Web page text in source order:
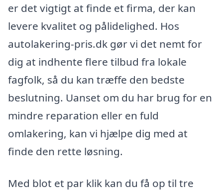
er det vigtigt at finde et firma, der kan
levere kvalitet og pålidelighed. Hos
autolakering-pris.dk gør vi det nemt for
dig at indhente flere tilbud fra lokale
fagfolk, så du kan træffe den bedste
beslutning. Uanset om du har brug for en
mindre reparation eller en fuld
omlakering, kan vi hjælpe dig med at
finde den rette løsning.
Med blot et par klik kan du få op til tre